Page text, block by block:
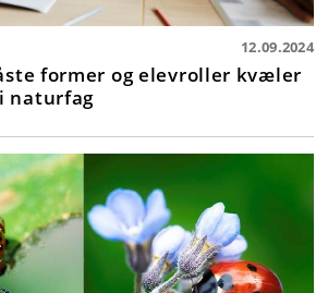
12.09.2024
former og elevroller kvæler
naturfag